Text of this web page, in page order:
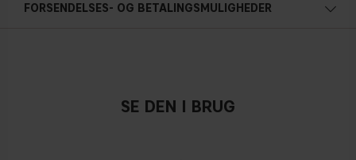
FORSENDELSES- OG BETALINGSMULIGHEDER
SE DEN I BRUG